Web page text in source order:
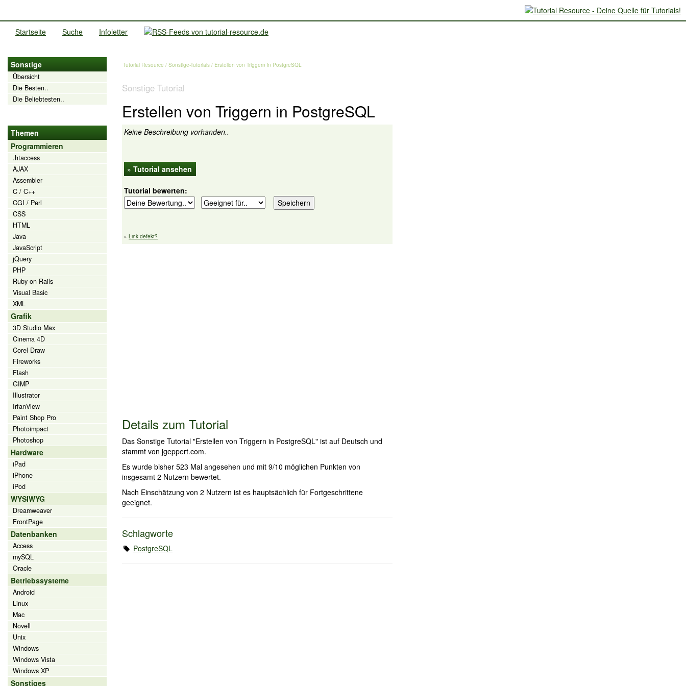
Startseite Suche Infoletter
Sonstige
Übersicht
Die Besten..
Die Beliebtesten..
Themen
Programmieren
.htaccess
AJAX
Assembler
C / C++
CGI / Perl
CSS
HTML
Java
JavaScript
jQuery
PHP
Ruby on Rails
Visual Basic
XML
Grafik
3D Studio Max
Cinema 4D
Corel Draw
Fireworks
Flash
GIMP
Illustrator
IrfanView
Paint Shop Pro
Photoimpact
Photoshop
Hardware
iPad
iPhone
iPod
WYSIWYG
Dreamweaver
FrontPage
Datenbanken
Access
mySQL
Oracle
Betriebssysteme
Android
Linux
Mac
Novell
Unix
Windows
Windows Vista
Windows XP
Sonstiges
Tutorial Resource / Sonstige-Tutorials / Erstellen von Triggern in PostgreSQL
Sonstige Tutorial
Erstellen von Triggern in PostgreSQL
Keine Beschreibung vorhanden..
» Tutorial ansehen
Tutorial bewerten:
» Link defekt?
Details zum Tutorial
Das Sonstige Tutorial "Erstellen von Triggern in PostgreSQL" ist auf Deutsch und
stammt von jgeppert.com.
Es wurde bisher 523 Mal angesehen und mit 9/10 möglichen Punkten von
insgesamt 2 Nutzern bewertet.
Nach Einschätzung von 2 Nutzern ist es hauptsächlich für Fortgeschrittene
geeignet.
Schlagworte
PostgreSQL